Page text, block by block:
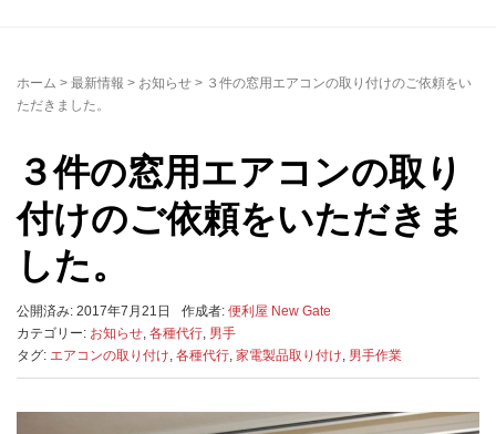
ホーム > 最新情報 > お知らせ > ３件の窓用エアコンの取り付けのご依頼をい
ただきました。
３件の窓用エアコンの取り
付けのご依頼をいただきま
した。
公開済み: 2017年7月21日 作成者: 便利屋 New Gate
カテゴリー: お知らせ, 各種代行, 男手
タグ: エアコンの取り付け, 各種代行, 家電製品取り付け, 男手作業